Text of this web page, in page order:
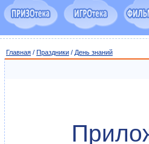
Главная / Праздники / День знаний